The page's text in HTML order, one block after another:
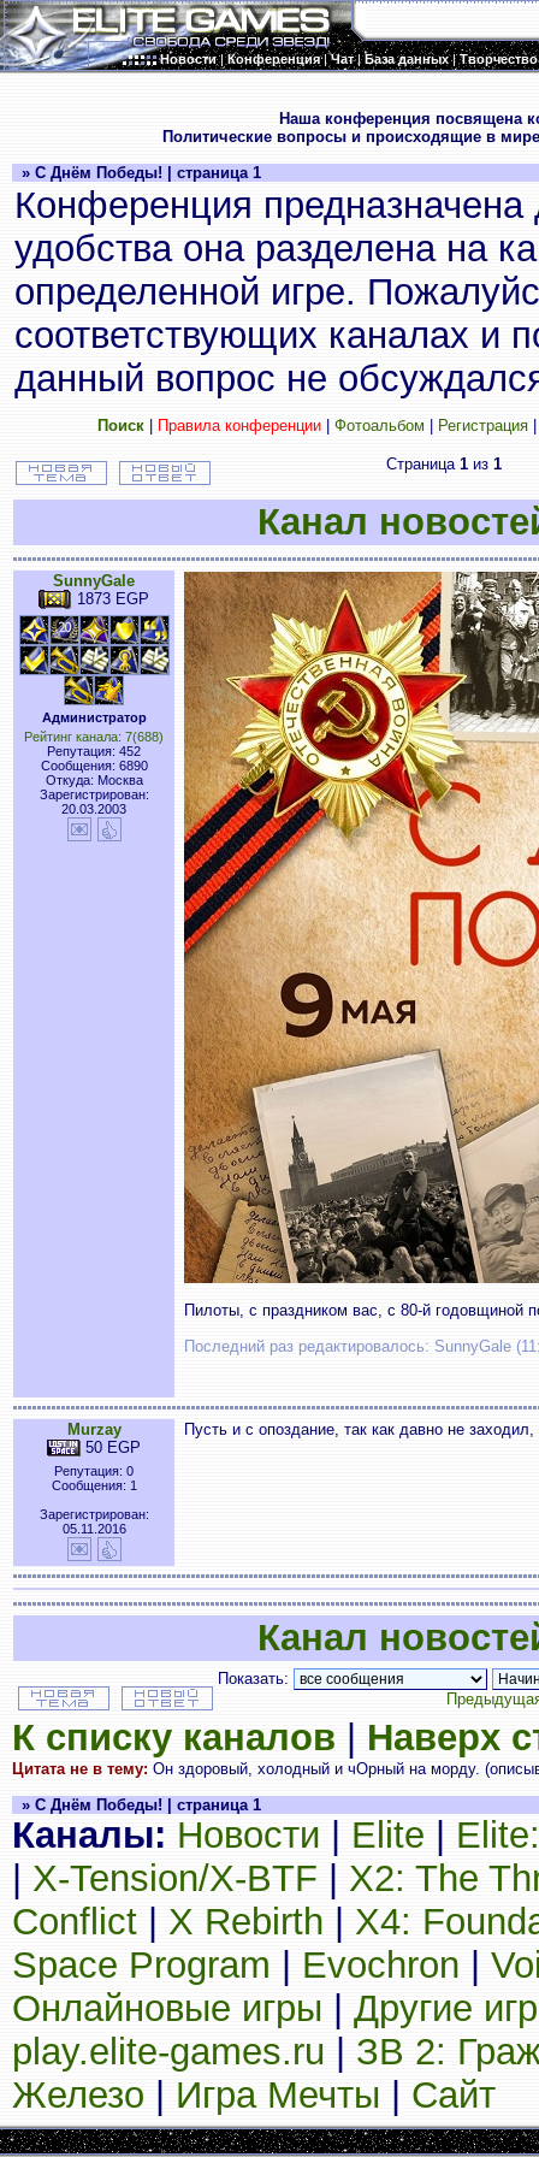
Новости|Конференция|Чат|База данных|Творчество
Наша конференция посвящена
Политические вопросы и происходящие в
» С Днём Победы! | страница 1
Конференция
удобства она разделена на
определенной игре.
соответствующих каналах и
данный вопрос не
Поиск| Правила конференции| Фотоальбом Регистрация
Страница 1из 1
Канал
SunnyGale
1873 EGP
Администратор
Рейтинг канала: 7(688)
Репутация: 452
Сообщения: 6890
Откуда: Москва
Зарегистрирован:
20.03.2003
Пилоты, с праздником вас, с 80-й годовщиной
Последний раз редактировалось: SunnyGale
Murzay
50 EGP
Репутация: 0
Сообщения: 1
Зарегистрирован:
05.11.2016
Пусть и с опоздание, так как давно не
Канал
Показать:
К списку каналов Наверх
Цитата не в тему: Он здоровый, холодный и чОрный на морду.
» С Днём Победы! | страница 1
Каналы: Новости Elite
X-Tension/X-BTF
X2: The
Conflict
X Rebirth
X4:
Space Program
Evochron
Онлайновые игры
Другие
play.elite-games.ru
ЗВ 2:
Железо
Игра Мечты Сайт